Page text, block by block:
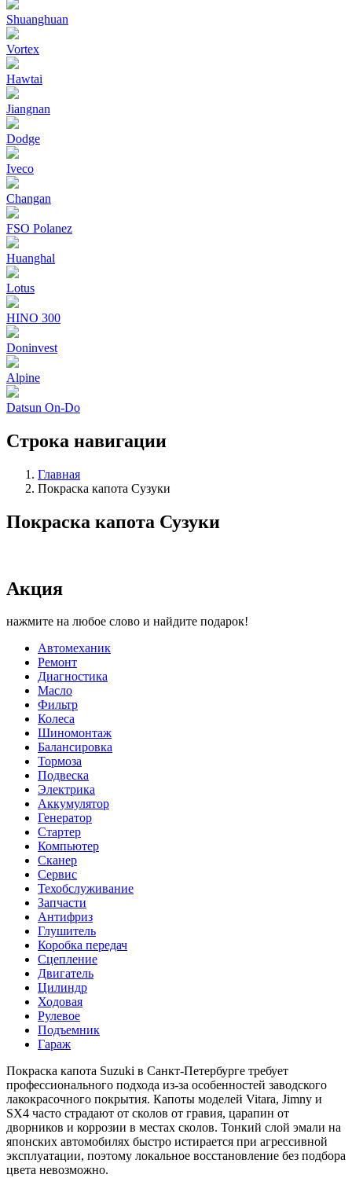
Shuanghuan
Vortex
Hawtai
Jiangnan
Dodge
Iveco
Changan
FSO Polanez
Huanghal
Lotus
HINO 300
Doninvest
Alpine
Datsun On-Do
Строка навигации
Главная
Покраска капота Сузуки
Покраска капота Сузуки
Акция
нажмите на любое слово и найдите подарок!
Автомеханик
Ремонт
Диагностика
Масло
Фильтр
Колеса
Шиномонтаж
Балансировка
Тормоза
Подвеска
Электрика
Аккумулятор
Генератор
Стартер
Компьютер
Сканер
Сервис
Техобслуживание
Запчасти
Антифриз
Глушитель
Коробка передач
Сцепление
Двигатель
Цилиндр
Ходовая
Рулевое
Подъемник
Гараж
Покраска капота Suzuki в Санкт-Петербурге требует
профессионального подхода из-за особенностей заводского
лакокрасочного покрытия. Капоты моделей Vitara, Jimny и
SX4 часто страдают от сколов от гравия, царапин от
дворников и коррозии в местах сколов. Тонкий слой эмали на
японских автомобилях быстро истирается при агрессивной
эксплуатации, поэтому локальное восстановление без подбора
цвета невозможно.